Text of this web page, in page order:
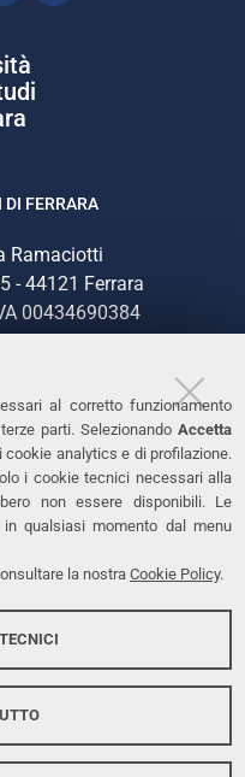
al corretto funzionamento
parti. Selezionando Accetta
analytics e di profilazione.
i cookie tecnici necessari alla
non essere disponibili. Le
qualsiasi momento dal menu
la nostra Cookie Policy.
DI FERRARA
Ramaciotti
- 44121 Ferrara
00434690384